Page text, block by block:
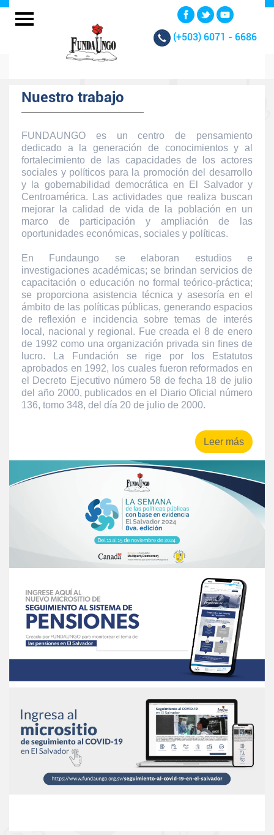
(+503) 6071 - 6686
Nuestro trabajo
FUNDAUNGO es un centro de pensamiento
dedicado a la generación de conocimientos y al
fortalecimiento de las capacidades de los actores
sociales y políticos para la promoción del desarrollo
y la gobernabilidad democrática en El Salvador y
Centroamérica. Las actividades que realiza buscan
mejorar la calidad de vida de la población en un
marco de participación y ampliación de las
oportunidades económicas, sociales y políticas.
En Fundaungo se elaboran estudios e
investigaciones académicas; se brindan servicios de
capacitación o educación no formal teórico-práctica;
se proporciona asistencia técnica y asesoría en el
ámbito de las políticas públicas, generando espacios
de reflexión e incidencia sobre temas de interés
local, nacional y regional. Fue creada el 8 de enero
de 1992 como una organización privada sin fines de
lucro. La Fundación se rige por los Estatutos
aprobados en 1992, los cuales fueron reformados en
el Decreto Ejecutivo número 58 de fecha 18 de julio
del año 2000, publicados en el Diario Oficial número
136, tomo 348, del día 20 de julio de 2000.
Leer más